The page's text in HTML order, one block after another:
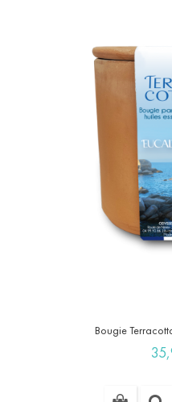
Bougie
Prix